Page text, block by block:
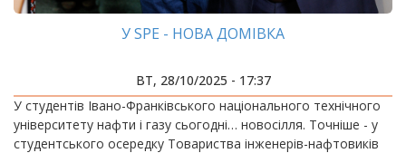
У SPE - НОВА ДОМІВКА
ВТ, 28/10/2025 - 17:37
У студентів Івано-Франківського національного технічного
університету нафти і газу сьогодні… новосілля. Точніше - у
студентського осередку Товариства інженерів-нафтовиків